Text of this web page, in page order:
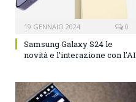
19 GENNAIO 2024 0
Samsung Galaxy S24 le
novità e l’interazione con l’AI